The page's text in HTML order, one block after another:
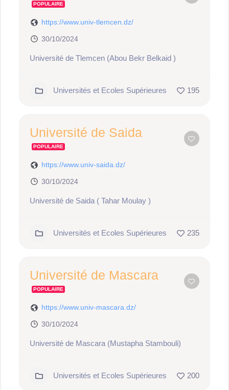
POPULAIRE
https://www.univ-tlemcen.dz/
30/10/2024
Université de Tlemcen (Abou Bekr Belkaid )
Universités et Ecoles Supérieures 195
Université de Saida
POPULAIRE
https://www.univ-saida.dz/
30/10/2024
Université de Saida ( Tahar Moulay )
Universités et Ecoles Supérieures 235
Université de Mascara
POPULAIRE
https://www.univ-mascara.dz/
30/10/2024
Université de Mascara (Mustapha Stambouli)
Universités et Ecoles Supérieures 200